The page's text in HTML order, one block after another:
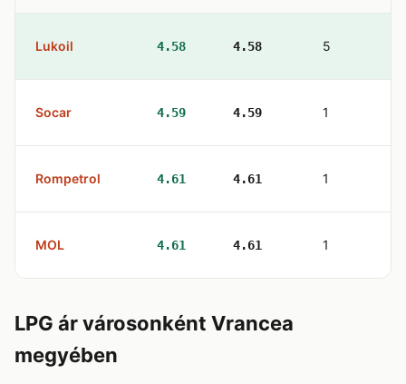
Lukoil 4.58 4.58 5
Socar 4.59 4.59 1
Rompetrol 4.61 4.61 1
MOL 4.61 4.61 1
LPG ár városonként Vrancea
megyében